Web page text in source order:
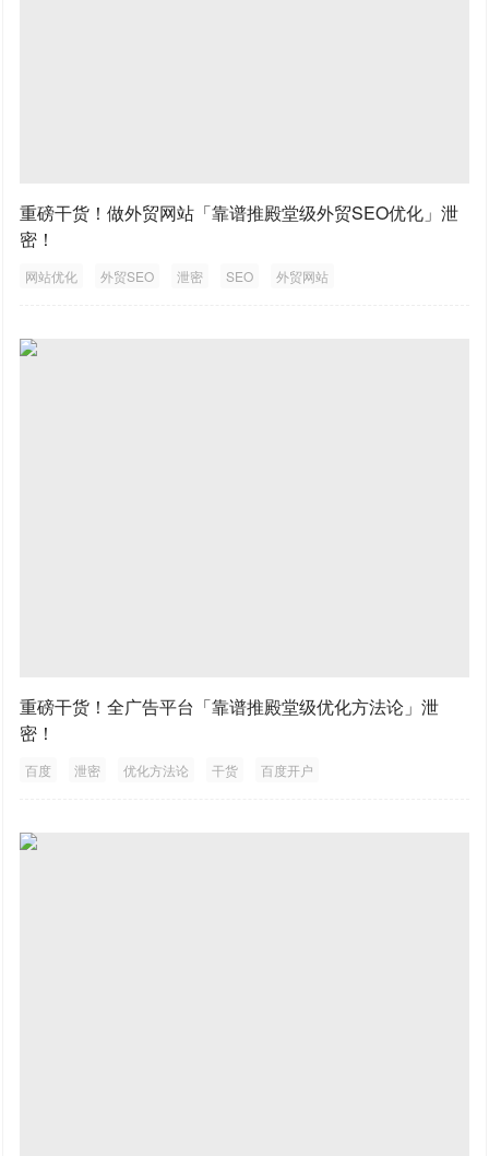
重磅干货！做外贸网站「靠谱推殿堂级外贸SEO优化」泄
密！
网站优化 外贸SEO 泄密 SEO 外贸网站
重磅干货！全广告平台「靠谱推殿堂级优化方法论」泄
密！
百度 泄密 优化方法论 干货 百度开户